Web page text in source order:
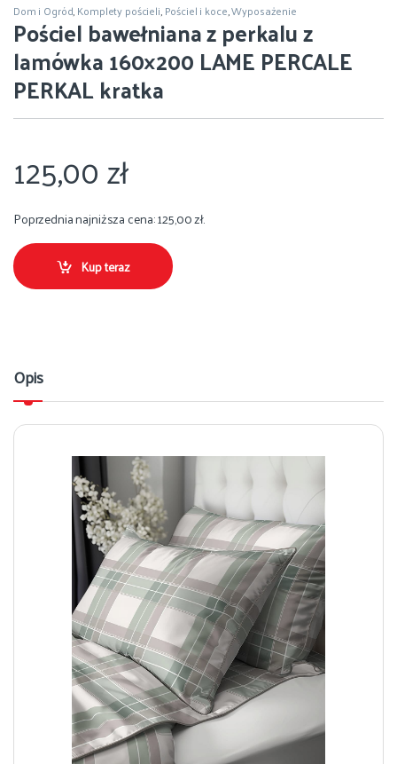
Dom i Ogród,Komplety pościeli,Pościel i koce,Wyposażenie
Pościel bawełniana z perkalu z
lamówka 160×200 LAME PERCALE
PERKAL kratka
125,00zł
Poprzednia najniższa cena:125,00zł.
Kup teraz
Opis